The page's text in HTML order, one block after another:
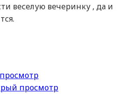
веселую вечеринку , да и
просмотр